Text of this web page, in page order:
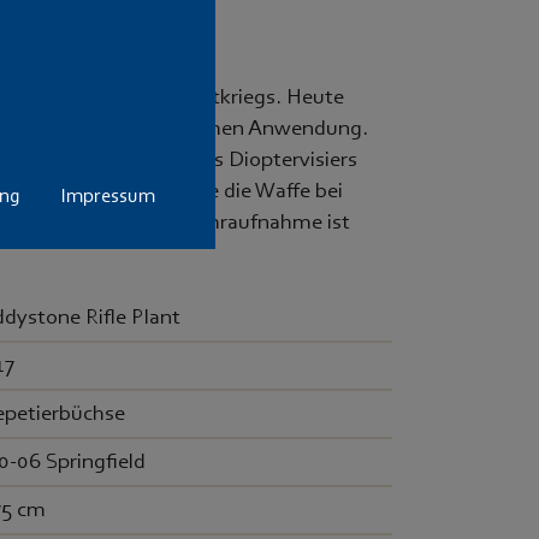
Impressum
des Zweiten Weltkriegs. Heute
sowie der einfachen Anwendung.
im Stil eines Dioptervisiers
Gefertigt wurde die Waffe bei
seltene Seitengewehraufnahme ist
Rifle Plant
06 Springfield
cm